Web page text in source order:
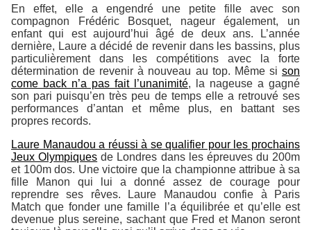
En effet, elle a engendré une petite fille avec son
compagnon Frédéric Bosquet, nageur également, un
enfant qui est aujourd’hui âgé de deux ans. L’année
dernière, Laure a décidé de revenir dans les bassins, plus
particulièrement dans les compétitions avec la forte
détermination de revenir à nouveau au top. Même si son
come back n’a pas fait l’unanimité, la nageuse a gagné
son pari puisqu’en très peu de temps elle a retrouvé ses
performances d’antan et même plus, en battant ses
propres records.
Laure Manaudou a réussi à se qualifier pour les prochains
Jeux Olympiques de Londres dans les épreuves du 200m
et 100m dos. Une victoire que la championne attribue à sa
fille Manon qui lui a donné assez de courage pour
reprendre ses rêves. Laure Manaudou confie à
Paris
Match que fonder une famille l’a équilibrée et qu’elle est
devenue plus sereine, sachant que Fred et Manon seront